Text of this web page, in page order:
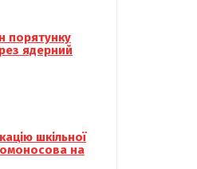
порятунку
ядерний
шкільної
на